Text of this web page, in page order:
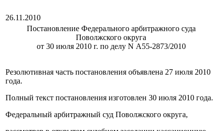
26.11.2010
Постановление Федерального арбитражного суда
Поволжского округа
от 30 июля 2010 г. по делу N А55-2873/2010
Резолютивная часть постановления объявлена 27 июля 2010
года.
Полный текст постановления изготовлен 30 июля 2010 года.
Федеральный арбитражный суд Поволжского округа,